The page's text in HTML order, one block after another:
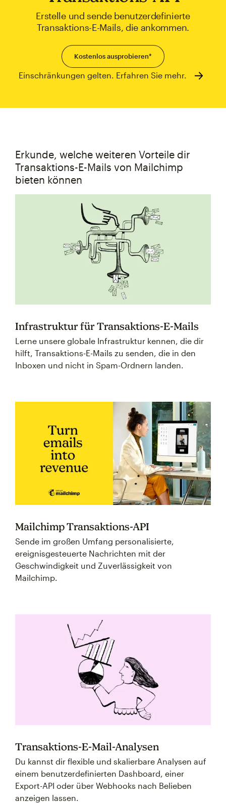
Erstelle und sende benutzerdefinierte
Transaktions-E-Mails, die ankommen.
Kostenlos ausprobieren*
Einschränkungen gelten. Erfahren Sie mehr.
Erkunde, welche weiteren Vorteile dir
Transaktions-E-Mails von Mailchimp
bieten können
Infrastruktur für Transaktions-E-Mails
Lerne unsere globale Infrastruktur kennen, die dir
hilft, Transaktions-E-Mails zu senden, die in den
Inboxen und nicht in Spam-Ordnern landen.
Mailchimp Transaktions-API
Sende im großen Umfang personalisierte,
ereignisgesteuerte Nachrichten mit der
Geschwindigkeit und Zuverlässigkeit von
Mailchimp.
Transaktions-E-Mail-Analysen
Du kannst dir flexible und skalierbare Analysen auf
einem benutzerdefinierten Dashboard, einer
Export-API oder über Webhooks nach Belieben
anzeigen lassen.